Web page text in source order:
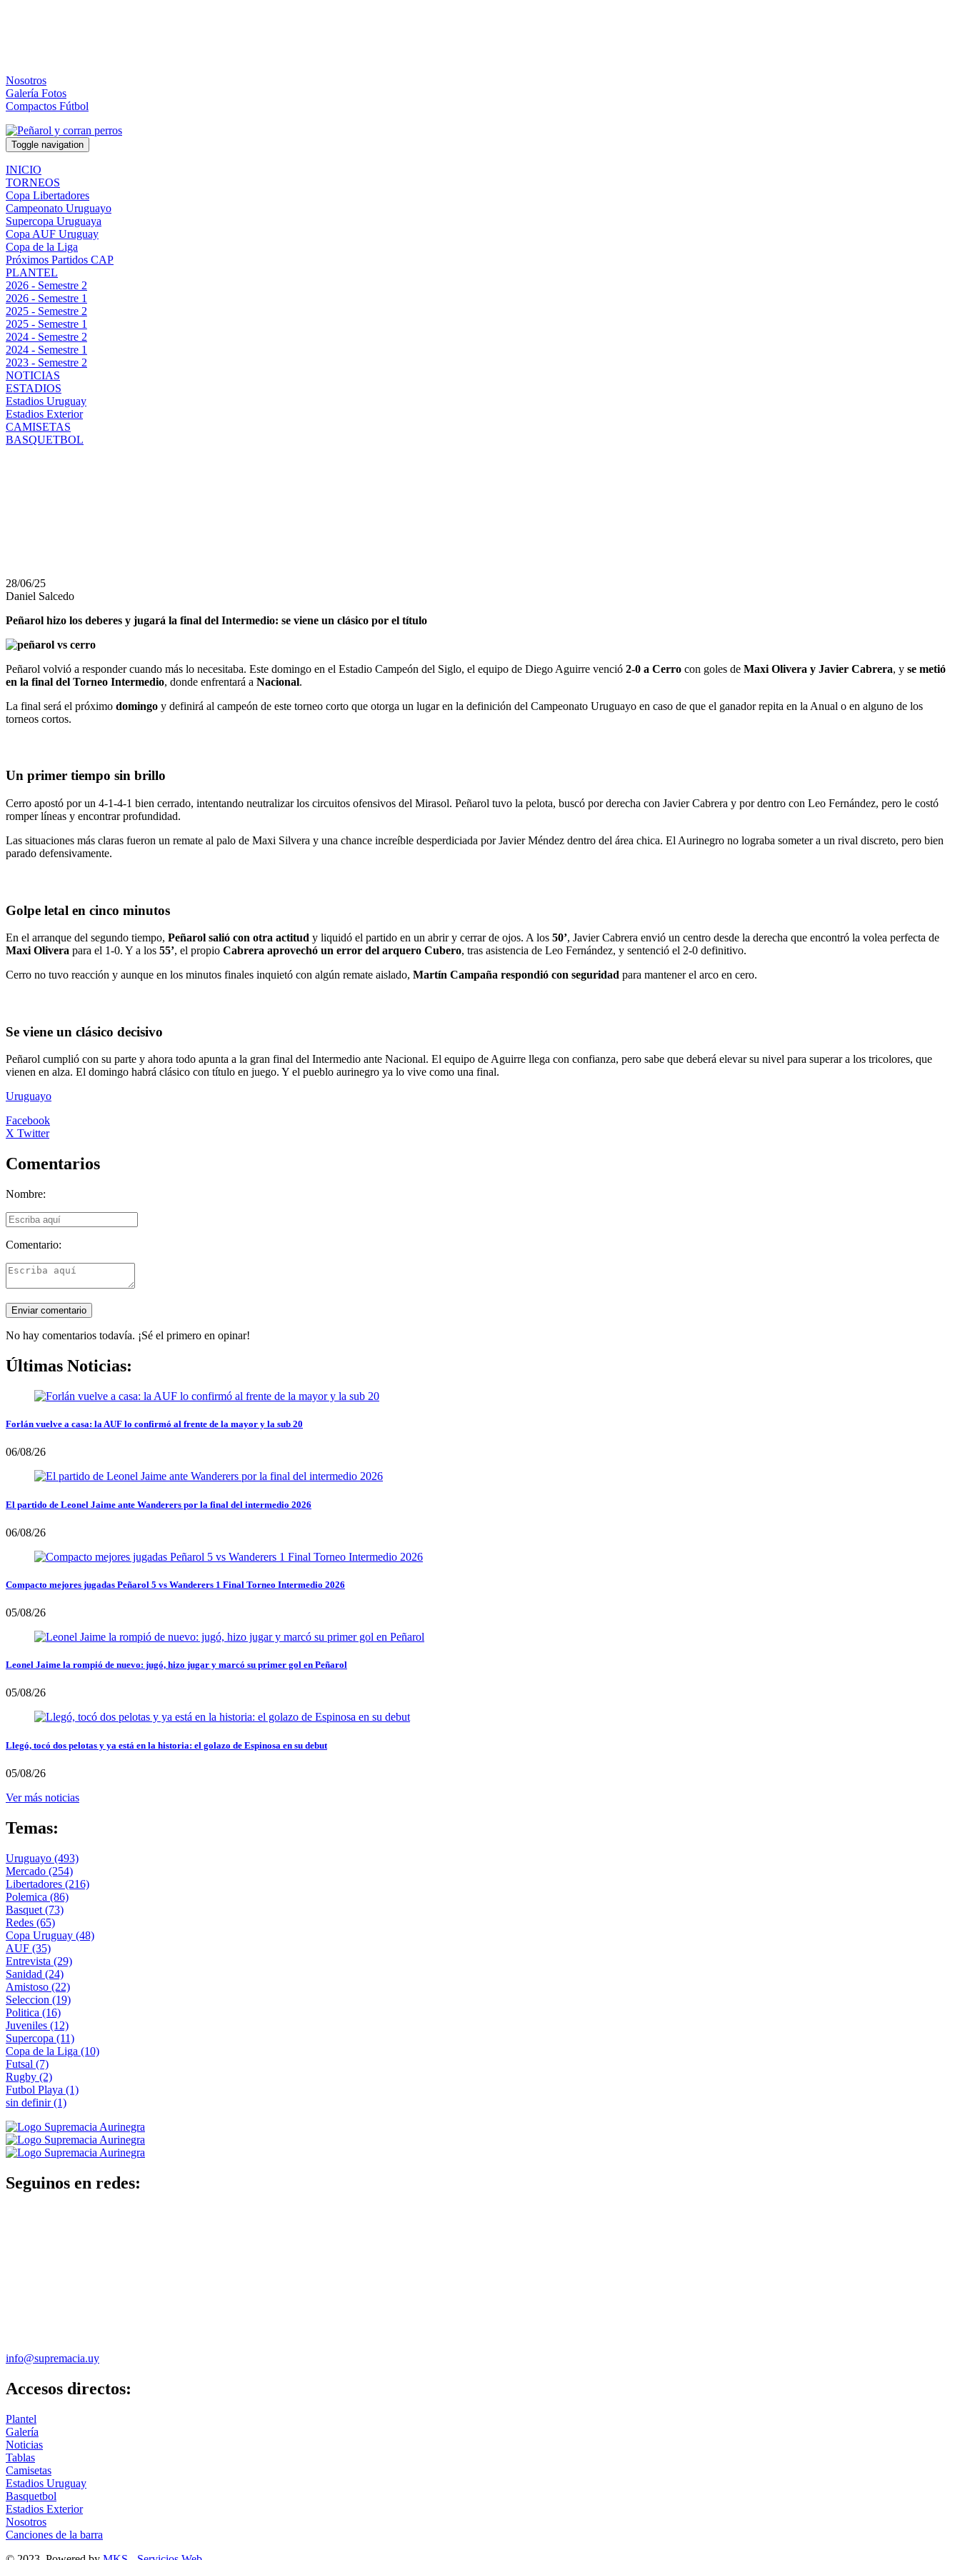
Nosotros
Galería Fotos
Compactos Fútbol
Toggle navigation
INICIO
TORNEOS
Copa Libertadores
Campeonato Uruguayo
Supercopa Uruguaya
Copa AUF Uruguay
Copa de la Liga
Próximos Partidos CAP
PLANTEL
2026 - Semestre 2
2026 - Semestre 1
2025 - Semestre 2
2025 - Semestre 1
2024 - Semestre 2
2024 - Semestre 1
2023 - Semestre 2
NOTICIAS
ESTADIOS
Estadios Uruguay
Estadios Exterior
CAMISETAS
BASQUETBOL
28/06/25
Daniel Salcedo
Peñarol hizo los deberes y jugará la final del Intermedio: se viene un clásico por el título
Peñarol volvió a responder cuando más lo necesitaba. Este domingo en el Estadio Campeón del Siglo, el equipo de Diego Aguirre venció 2-0 a Cerro con goles de Maxi Olivera y Javier Cabrera, y se metió
en la final del Torneo Intermedio, donde enfrentará a Nacional.
La final será el próximo domingo y definirá al campeón de este torneo corto que otorga un lugar en la definición del Campeonato Uruguayo en caso de que el ganador repita en la Anual o en alguno de los
torneos cortos.
Un primer tiempo sin brillo
Cerro apostó por un 4-1-4-1 bien cerrado, intentando neutralizar los circuitos ofensivos del Mirasol. Peñarol tuvo la pelota, buscó por derecha con Javier Cabrera y por dentro con Leo Fernández, pero le costó
romper líneas y encontrar profundidad.
Las situaciones más claras fueron un remate al palo de Maxi Silvera y una chance increíble desperdiciada por Javier Méndez dentro del área chica. El Aurinegro no lograba someter a un rival discreto, pero bien
parado defensivamente.
Golpe letal en cinco minutos
En el arranque del segundo tiempo, Peñarol salió con otra actitud y liquidó el partido en un abrir y cerrar de ojos. A los 50’, Javier Cabrera envió un centro desde la derecha que encontró la volea perfecta de
Maxi Olivera para el 1-0. Y a los 55’, el propio Cabrera aprovechó un error del arquero Cubero, tras asistencia de Leo Fernández, y sentenció el 2-0 definitivo.
Cerro no tuvo reacción y aunque en los minutos finales inquietó con algún remate aislado, Martín Campaña respondió con seguridad para mantener el arco en cero.
Se viene un clásico decisivo
Peñarol cumplió con su parte y ahora todo apunta a la gran final del Intermedio ante Nacional. El equipo de Aguirre llega con confianza, pero sabe que deberá elevar su nivel para superar a los tricolores, que
vienen en alza. El domingo habrá clásico con título en juego. Y el pueblo aurinegro ya lo vive como una final.
Uruguayo
Facebook
X Twitter
Comentarios
Nombre:
Comentario:
No hay comentarios todavía. ¡Sé el primero en opinar!
Últimas Noticias:
Forlán vuelve a casa: la AUF lo confirmó al frente de la mayor y la sub 20
06/08/26
El partido de Leonel Jaime ante Wanderers por la final del intermedio 2026
06/08/26
Compacto mejores jugadas Peñarol 5 vs Wanderers 1 Final Torneo Intermedio 2026
05/08/26
Leonel Jaime la rompió de nuevo: jugó, hizo jugar y marcó su primer gol en Peñarol
05/08/26
Llegó, tocó dos pelotas y ya está en la historia: el golazo de Espinosa en su debut
05/08/26
Ver más noticias
Temas:
Uruguayo (493)
Mercado (254)
Libertadores (216)
Polemica (86)
Basquet (73)
Redes (65)
Copa Uruguay (48)
AUF (35)
Entrevista (29)
Sanidad (24)
Amistoso (22)
Seleccion (19)
Politica (16)
Juveniles (12)
Supercopa (11)
Copa de la Liga (10)
Futsal (7)
Rugby (2)
Futbol Playa (1)
sin definir(1)
Seguinos en redes:
info@supremacia.uy
Accesos directos:
Plantel
Galería
Noticias
Tablas
Camisetas
Estadios Uruguay
Basquetbol
Estadios Exterior
Nosotros
Canciones de la barra